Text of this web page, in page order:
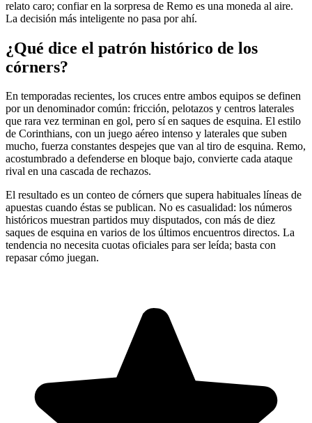
relato caro; confiar en la sorpresa de Remo es una moneda al aire.
La decisión más inteligente no pasa por ahí.
¿Qué dice el patrón histórico de los
córners?
En temporadas recientes, los cruces entre ambos equipos se definen
por un denominador común: fricción, pelotazos y centros laterales
que rara vez terminan en gol, pero sí en saques de esquina. El estilo
de Corinthians, con un juego aéreo intenso y laterales que suben
mucho, fuerza constantes despejes que van al tiro de esquina. Remo,
acostumbrado a defenderse en bloque bajo, convierte cada ataque
rival en una cascada de rechazos.
El resultado es un conteo de córners que supera habituales líneas de
apuestas cuando éstas se publican. No es casualidad: los números
históricos muestran partidos muy disputados, con más de diez
saques de esquina en varios de los últimos encuentros directos. La
tendencia no necesita cuotas oficiales para ser leída; basta con
repasar cómo juegan.